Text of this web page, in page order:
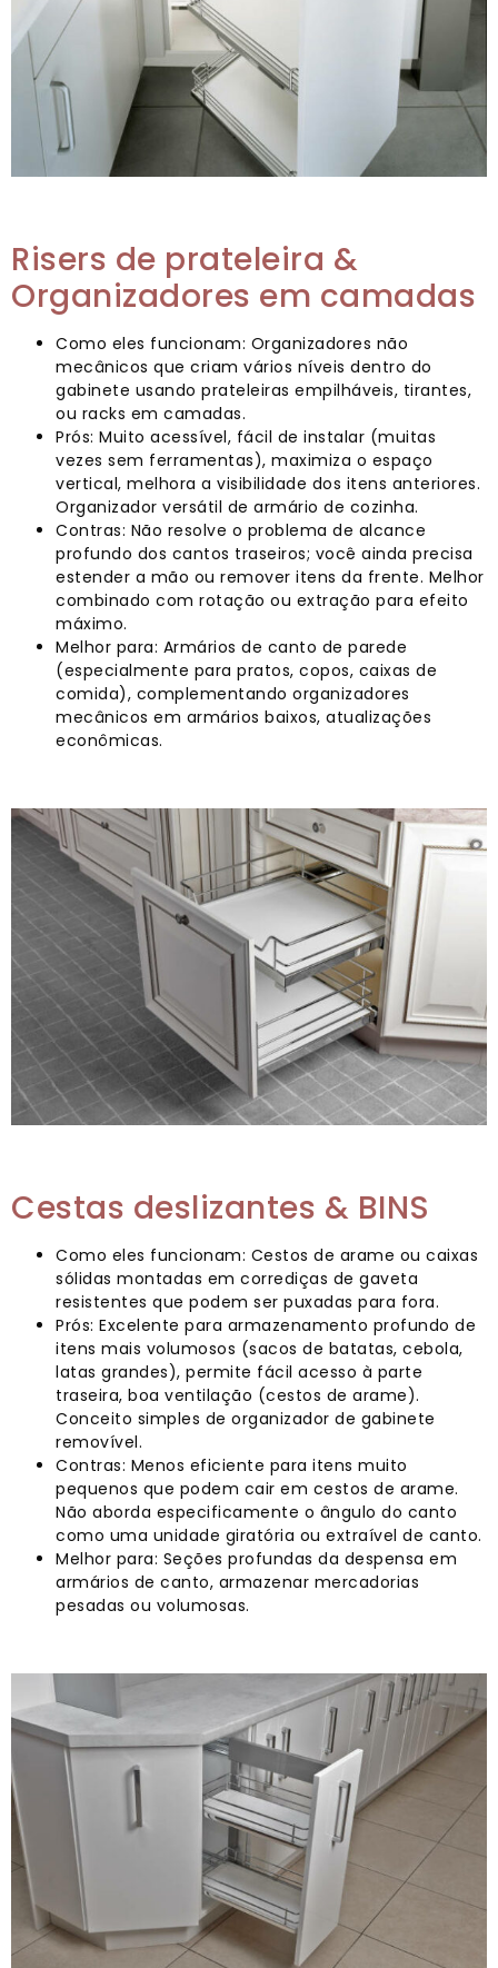
Risers de prateleira &
Organizadores em camadas
Como eles funcionam: Organizadores não
mecânicos que criam vários níveis dentro do
gabinete usando prateleiras empilháveis, tirantes,
ou racks em camadas.
Prós: Muito acessível, fácil de instalar (muitas
vezes sem ferramentas), maximiza o espaço
vertical, melhora a visibilidade dos itens anteriores.
Organizador versátil de armário de cozinha.
Contras: Não resolve o problema de alcance
profundo dos cantos traseiros; você ainda precisa
estender a mão ou remover itens da frente. Melhor
combinado com rotação ou extração para efeito
máximo.
Melhor para: Armários de canto de parede
(especialmente para pratos, copos, caixas de
comida), complementando organizadores
mecânicos em armários baixos, atualizações
econômicas.
Cestas deslizantes & BINS
Como eles funcionam: Cestos de arame ou caixas
sólidas montadas em corrediças de gaveta
resistentes que podem ser puxadas para fora.
Prós: Excelente para armazenamento profundo de
itens mais volumosos (sacos de batatas, cebola,
latas grandes), permite fácil acesso à parte
traseira, boa ventilação (cestos de arame).
Conceito simples de organizador de gabinete
removível.
Contras: Menos eficiente para itens muito
pequenos que podem cair em cestos de arame.
Não aborda especificamente o ângulo do canto
como uma unidade giratória ou extraível de canto.
Melhor para: Seções profundas da despensa em
armários de canto, armazenar mercadorias
pesadas ou volumosas.